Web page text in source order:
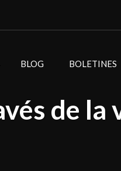
BLOG BOLETINES
de la